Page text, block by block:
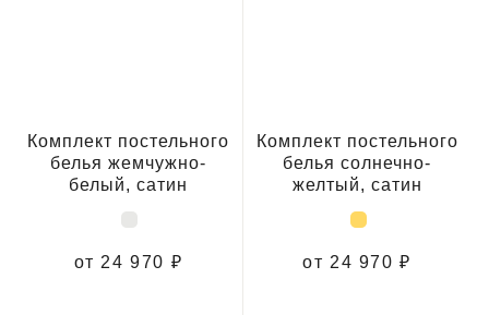
Комплект постельного
белья жемчужно-
белый, сатин
от 24 970 ₽
Комплект постельного
белья солнечно-
желтый, сатин
от 24 970 ₽